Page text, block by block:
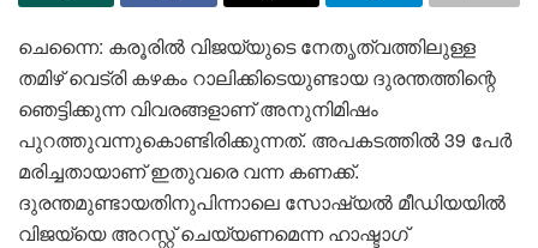
ചെന്നൈ: കരൂരിൽ വിജയ്‌യുടെ നേതൃത്വത്തിലുള്ള
തമിഴ് വെട്രി കഴകം റാലിക്കിടെയുണ്ടായ ദുരന്തത്തിന്റെ
ഞെട്ടിക്കുന്ന വിവരങ്ങളാണ് അനുനിമിഷം
പുറത്തുവന്നുകൊണ്ടിരിക്കുന്നത്. അപകടത്തിൽ 39 പേർ
മരിച്ചതായാണ് ഇതുവരെ വന്ന കണക്ക്.
ദുരന്തമുണ്ടായതിനുപിന്നാലെ സോഷ്യൽ മീഡിയയിൽ
വിജയ്‌യെ അറസ്റ്റ് ചെയ്യണമെന്ന ഹാഷ്ടാഗ്